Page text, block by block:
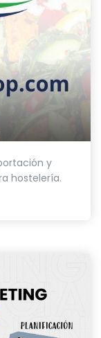
y
hostelería.